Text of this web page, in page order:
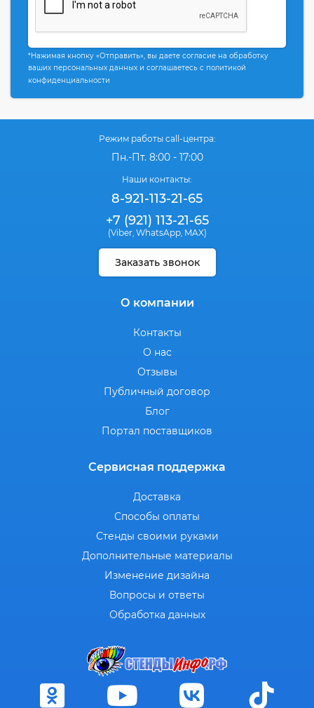
*Нажимая кнопку «Отправить», вы даете согласие на обработку
ваших персональных данных и соглашаетесь с политикой
конфиденциальности
Режим работы call-центра:
Пн.-Пт. 8:00 - 17:00
Наши контакты:
8-921-113-21-65
+7 (921) 113-21-65
(Viber, WhatsApp, MAX)
Заказать звонок
О компании
Контакты
О нас
Отзывы
Публичный договор
Блог
Портал поставщиков
Сервисная поддержка
Доставка
Способы оплаты
Стенды своими руками
Дополнительные материалы
Изменение дизайна
Вопросы и ответы
Обработка данных